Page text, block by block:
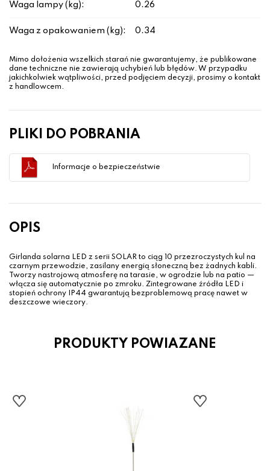
Waga lampy (kg): 0.26
Waga z opakowaniem (kg): 0.34
Mimo dołożenia wszelkich starań nie gwarantujemy, że publikowane
dane techniczne nie zawierają uchybień lub błędów. W przypadku
jakichkolwiek wątpliwości, przed podjęciem decyzji, prosimy o kontakt
z handlowcem.
PLIKI DO POBRANIA
Informacje o bezpieczeństwie
OPIS
Girlanda solarna LED z serii SOLAR to ciąg 10 przezroczystych kul na
czarnym przewodzie, zasilany energią słoneczną bez żadnych kabli.
Tworzy nastrojową atmosferę na tarasie, w ogrodzie lub na patio —
włącza się automatycznie po zmroku. Zintegrowane źródła LED i
stopień ochrony IP44 gwarantują bezproblemową pracę nawet w
deszczowe wieczory.
PRODUKTY POWIAZANE